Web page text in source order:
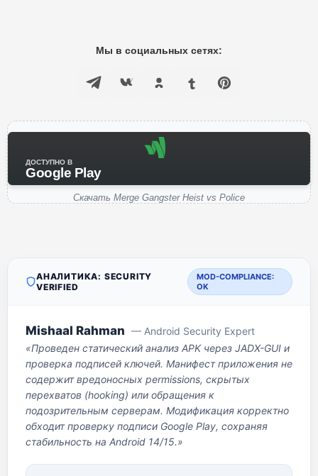
Мы в социальных сетях:
ДОСТУПНО В
Google Play
Скачать Merge Gangster Heist vs Police
АНАЛИТИКА: SECURITY
VERIFIED
MOD-COMPLIANCE:
OK
Mishaal Rahman — Android Security Expert
«Проведен статический анализ APK через JADX-GUI и
проверка подписей ключей. Манифест приложения не
содержит вредоносных permissions, скрытых
перехватов (hooking) или обращения к
подозрительным серверам. Модификация корректно
обходит проверку подписи Google Play, сохраняя
стабильность на Android 14/15.»